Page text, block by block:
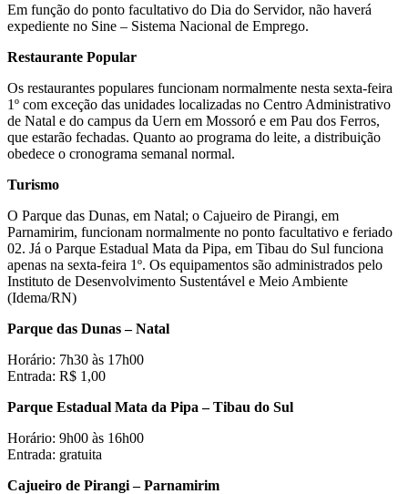
Em função do ponto facultativo do Dia do Servidor, não haverá
expediente no Sine – Sistema Nacional de Emprego.
Restaurante Popular
Os restaurantes populares funcionam normalmente nesta sexta-feira
1º com exceção das unidades localizadas no Centro Administrativo
de Natal e do campus da Uern em Mossoró e em Pau dos Ferros,
que estarão fechadas. Quanto ao programa do leite, a distribuição
obedece o cronograma semanal normal.
Turismo
O Parque das Dunas, em Natal; o Cajueiro de Pirangi, em
Parnamirim, funcionam normalmente no ponto facultativo e feriado
02. Já o Parque Estadual Mata da Pipa, em Tibau do Sul funciona
apenas na sexta-feira 1º. Os equipamentos são administrados pelo
Instituto de Desenvolvimento Sustentável e Meio Ambiente
(Idema/RN)
Parque das Dunas – Natal
Horário: 7h30 às 17h00
Entrada: R$ 1,00
Parque Estadual Mata da Pipa – Tibau do Sul
Horário: 9h00 às 16h00
Entrada: gratuita
Cajueiro de Pirangi – Parnamirim